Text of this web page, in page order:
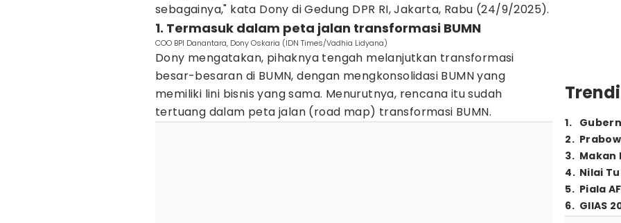
sebagainya," kata Dony di Gedung DPR RI, Jakarta, Rabu (24/9/2025).
1. Termasuk dalam peta jalan transformasi BUMN
COO BPI Danantara, Dony Oskaria (IDN Times/Vadhia Lidyana)
Dony mengatakan, pihaknya tengah melanjutkan transformasi
besar-besaran di BUMN, dengan mengkonsolidasi BUMN yang
memiliki lini bisnis yang sama. Menurutnya, rencana itu sudah
tertuang dalam peta jalan (road map) transformasi BUMN.
1.
2.
3. Makan
4. Nilai
5. Piala
6. GIIAS